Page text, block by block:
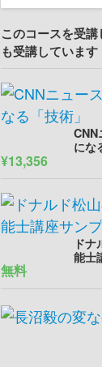
このコースを受
も受講しています
CNN
にな
¥13,356
ド
能士
無料